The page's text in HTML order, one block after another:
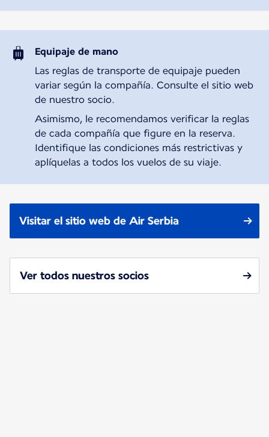
Equipaje de mano
Las reglas de transporte de equipaje pueden
variar según la compañía. Consulte el sitio web
de nuestro socio.
Asimismo, le recomendamos verificar la reglas
de cada compañía que figure en la reserva.
Identifique las condiciones más restrictivas y
aplíquelas a todos los vuelos de su viaje.
Visitar el sitio web de Air Serbia
Ver todos nuestros socios